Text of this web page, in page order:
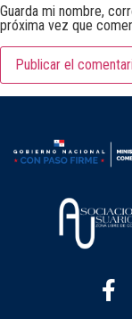
Guarda mi nombre,
próxima vez que